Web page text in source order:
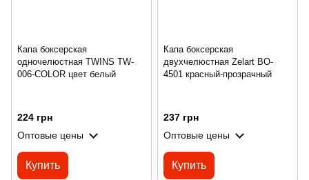
Капа боксерская
одночелюстная TWINS TW-
006-COLOR цвет белый
224 грн
Оптовые цены
Купить
Капа боксерская
двухчелюстная Zelart BO-
4501 красный-прозрачный
237 грн
Оптовые цены
Купить